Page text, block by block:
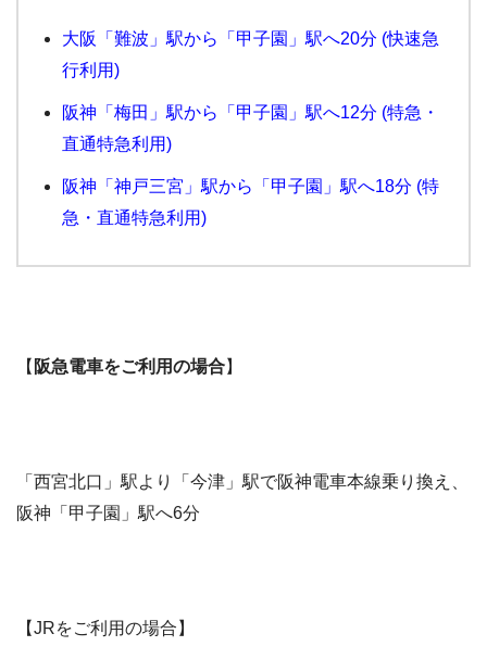
大阪「難波」駅から「甲子園」駅へ20分 (快速急
行利用)
阪神「梅田」駅から「甲子園」駅へ12分 (特急・
直通特急利用)
阪神「神戸三宮」駅から「甲子園」駅へ18分 (特
急・直通特急利用)
【 阪急電車をご利用の場合】
「西宮北口」駅より「今津」駅で阪神電車本線乗り換え、
阪神「甲子園」駅へ6分
【JRをご利用の場合】